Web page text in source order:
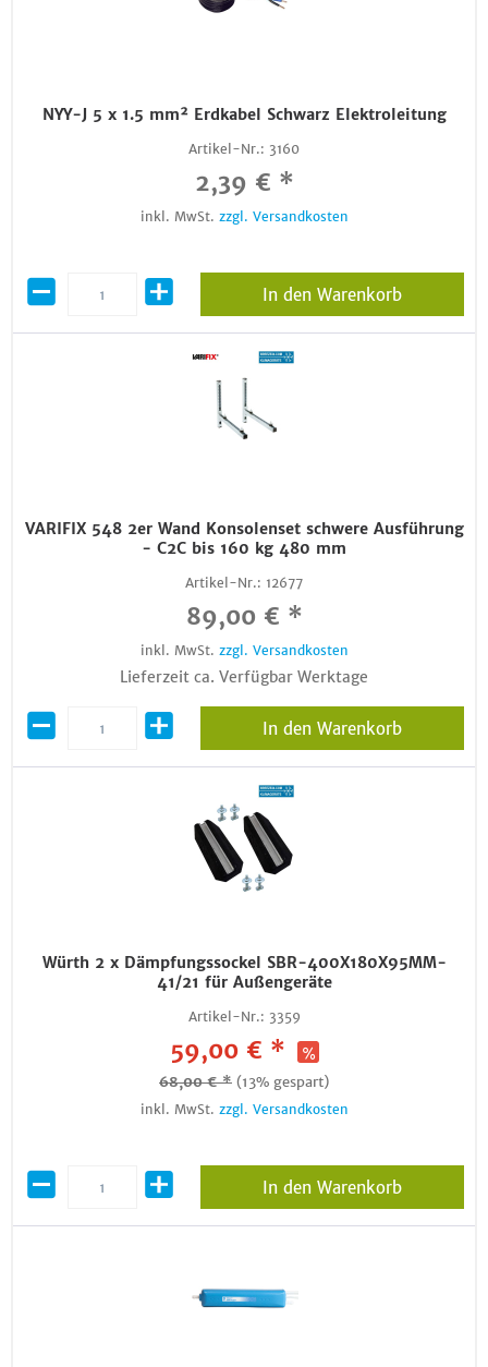
NYY-J 5 x 1.5 mm² Erdkabel Schwarz Elektroleitung
Artikel-Nr.: 3160
2,39 € *
inkl. MwSt. zzgl. Versandkosten
In den Warenkorb
VARIFIX 548 2er Wand Konsolenset schwere Ausführung
- C2C bis 160 kg 480 mm
Artikel-Nr.: 12677
89,00 € *
inkl. MwSt. zzgl. Versandkosten
Lieferzeit ca. Verfügbar Werktage
In den Warenkorb
Würth 2 x Dämpfungssockel SBR-400X180X95MM-
41/21 für Außengeräte
Artikel-Nr.: 3359
59,00 € *
68,00 € * (13% gespart)
inkl. MwSt. zzgl. Versandkosten
In den Warenkorb